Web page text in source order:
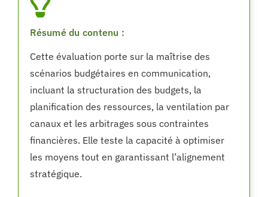
Résumé du contenu :
Cette évaluation porte sur la maîtrise des
scénarios budgétaires en communication,
incluant la structuration des budgets, la
planification des ressources, la ventilation par
canaux et les arbitrages sous contraintes
financières. Elle teste la capacité à optimiser
les moyens tout en garantissant l’alignement
stratégique.